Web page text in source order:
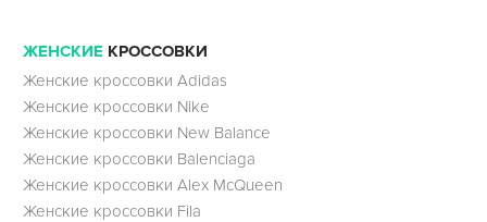
ЖЕНСКИЕ КРОССОВКИ
Женские кроссовки Adidas
Женские кроссовки Nike
Женские кроссовки New Balance
Женские кроссовки Balenciaga
Женские кроссовки Alex McQueen
Женские кроссовки Fila